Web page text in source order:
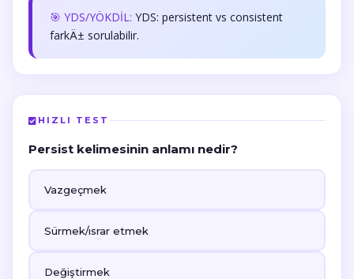
🎯 YDS/YÖKDİL: YDS: persistent vs consistent
farkÄ± sorulabilir.
HIZLI TEST
Persist kelimesinin anlamı nedir?
Vazgeçmek
Sürmek/ısrar etmek
Değiştirmek